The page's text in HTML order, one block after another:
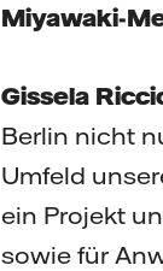
Miyawaki-
Gissela
Berlin nicht
Umfeld
ein Projekt
sowie für